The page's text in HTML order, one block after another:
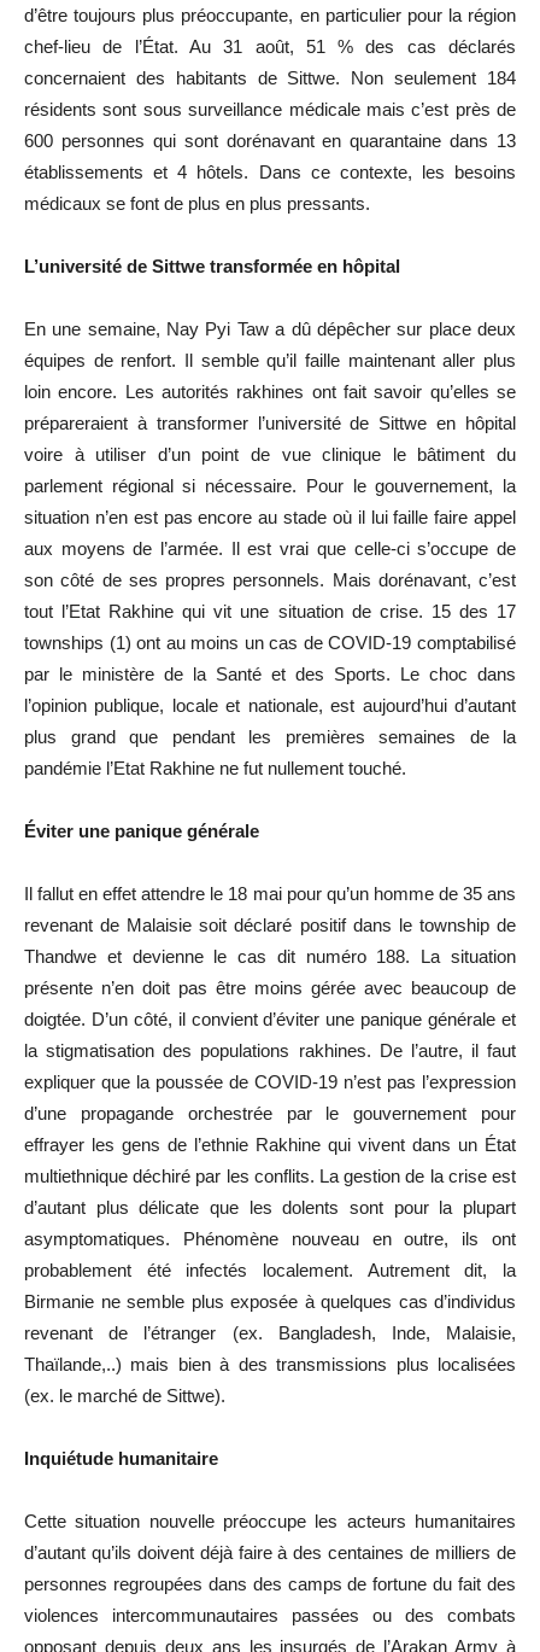
d’être toujours plus préoccupante, en particulier pour la région
chef-lieu de l’État. Au 31 août, 51 % des cas déclarés
concernaient des habitants de Sittwe. Non seulement 184
résidents sont sous surveillance médicale mais c’est près de
600 personnes qui sont dorénavant en quarantaine dans 13
établissements et 4 hôtels. Dans ce contexte, les besoins
médicaux se font de plus en plus pressants.
L’université de Sittwe transformée en hôpital
En une semaine, Nay Pyi Taw a dû dépêcher sur place deux
équipes de renfort. Il semble qu’il faille maintenant aller plus
loin encore. Les autorités rakhines ont fait savoir qu’elles se
prépareraient à transformer l’université de Sittwe en hôpital
voire à utiliser d’un point de vue clinique le bâtiment du
parlement régional si nécessaire. Pour le gouvernement, la
situation n’en est pas encore au stade où il lui faille faire appel
aux moyens de l’armée. Il est vrai que celle-ci s’occupe de
son côté de ses propres personnels. Mais dorénavant, c’est
tout l’Etat Rakhine qui vit une situation de crise. 15 des 17
townships (1) ont au moins un cas de COVID-19 comptabilisé
par le ministère de la Santé et des Sports. Le choc dans
l’opinion publique, locale et nationale, est aujourd’hui d’autant
plus grand que pendant les premières semaines de la
pandémie l’Etat Rakhine ne fut nullement touché.
Éviter une panique générale
Il fallut en effet attendre le 18 mai pour qu’un homme de 35 ans
revenant de Malaisie soit déclaré positif dans le township de
Thandwe et devienne le cas dit numéro 188. La situation
présente n’en doit pas être moins gérée avec beaucoup de
doigtée. D’un côté, il convient d’éviter une panique générale et
la stigmatisation des populations rakhines. De l’autre, il faut
expliquer que la poussée de COVID-19 n’est pas l’expression
d’une propagande orchestrée par le gouvernement pour
effrayer les gens de l’ethnie Rakhine qui vivent dans un État
multiethnique déchiré par les conflits. La gestion de la crise est
d’autant plus délicate que les dolents sont pour la plupart
asymptomatiques. Phénomène nouveau en outre, ils ont
probablement été infectés localement. Autrement dit, la
Birmanie ne semble plus exposée à quelques cas d’individus
revenant de l’étranger (ex. Bangladesh, Inde, Malaisie,
Thaïlande,..) mais bien à des transmissions plus localisées
(ex. le marché de Sittwe).
Inquiétude humanitaire
Cette situation nouvelle préoccupe les acteurs humanitaires
d’autant qu’ils doivent déjà faire à des centaines de milliers de
personnes regroupées dans des camps de fortune du fait des
violences intercommunautaires passées ou des combats
opposant depuis deux ans les insurgés de l’Arakan Army à